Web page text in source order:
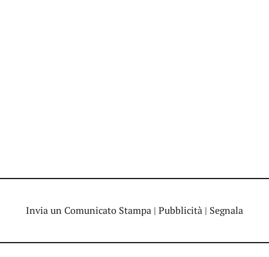
Invia un Comunicato Stampa | Pubblicità | Segnala